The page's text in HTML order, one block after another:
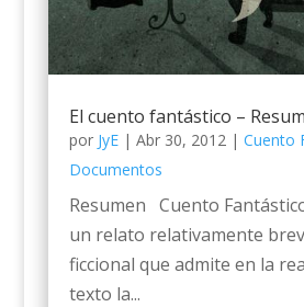
El cuento fantástico –
por JyE| Abr 30, 2012| Cuento
Documentos
Resumen Cuento
un relato relativamente
ficcional que admite en la
texto la...